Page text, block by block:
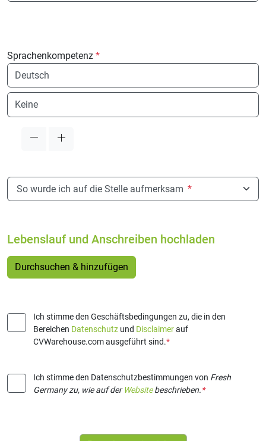
Sprachenkompetenz *
Sprache
Sprache
So wurde ich auf die Stelle aufmerksam *
Lebenslauf und Anschreiben hochladen
Durchsuchen & hinzufügen
Ich stimme den Geschäftsbedingungen zu, die in den
Bereichen Datenschutz und Disclaimerauf
CVWarehouse.com ausgeführt sind.*
Ich stimme den Datenschutzbestimmungen von Fresh
Germanyzu, wie auf derWebsitebeschrieben.*